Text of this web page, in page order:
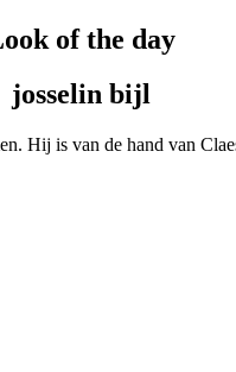
of the day
josselin bijl
Hij is van de hand van